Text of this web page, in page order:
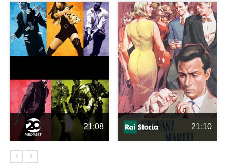
21:08 21:10